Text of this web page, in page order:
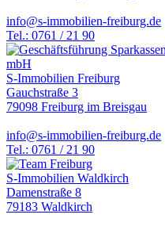
info@s-immobilien-freiburg.de
Tel.: 0761 / 21 90
S-Immobilien Freiburg
Gauchstraße 3
79098 Freiburg im Breisgau
info@s-immobilien-freiburg.de
Tel.: 0761 / 21 90
S-Immobilien Waldkirch
Damenstraße 8
79183 Waldkirch